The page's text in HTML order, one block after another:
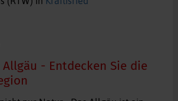
- Entdecken Sie die